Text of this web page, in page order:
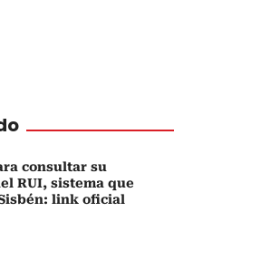
consultar su
RUI, sistema que
link oficial